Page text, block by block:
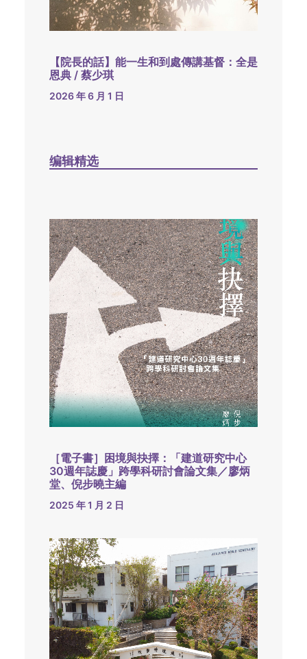
【院長的話】能一生和到處傳講基督：全是
恩典 / 蔡少琪
2026 年 6 月 1 日
编辑精选
［電子書］困境與抉擇：「建道研究中心
30週年誌慶」跨學科研討會論文集／廖炳
堂、倪步曉主編
2025 年 1 月 2 日